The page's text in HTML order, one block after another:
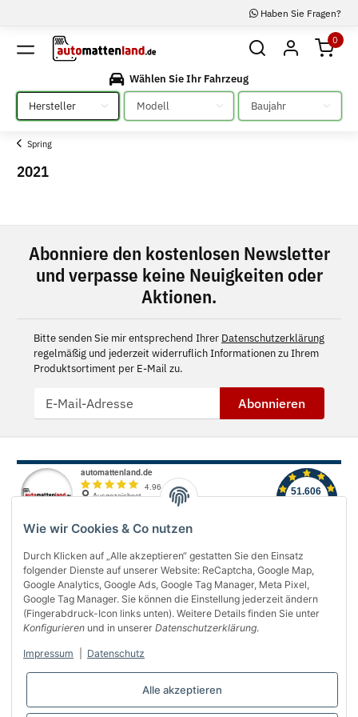
Wie wir Cookies & Co nutzen
Durch Klicken auf „Alle akzeptieren“ gestatten Sie den Einsatz
folgender Dienste auf unserer Website: ReCaptcha, Google Map,
Google Analytics, Google Ads, Google Tag Manager, Meta Pixel,
Google Tag Manager. Sie können die Einstellung jederzeit ändern
(Fingerabdruck-Icon links unten). Weitere Details finden Sie unter
Konfigurieren und in unserer Datenschutzerklärung.
Impressum Datenschutz
Alle akzeptieren
Haben Sie Fragen?
0
Wählen Sie Ihr Fahrzeug
Bitte auswählen
Bitte auswählen Bitte auswählen
Spring
2021
Abonniere den kostenlosen Newsletter
und verpasse keine Neuigkeiten oder
Aktionen.
Bitte senden Sie mir entsprechend Ihrer Datenschutzerklärung
regelmäßig und jederzeit widerruflich Informationen zu Ihrem
Produktsortiment per E-Mail zu.
Abonnieren
Über uns
Informationen
Gesetzliches